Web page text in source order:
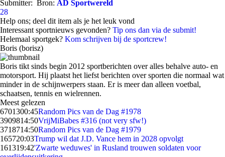
Submitter: Bron: AD Sportwereld
28
Help ons; deel dit item als je het leuk vond
Interessant sportnieuws gevonden? Tip ons dan via de submit!
Helemaal sportgek? Kom schrijven bij de sportcrew!
Boris (borisz)
Boris tikt sinds begin 2012 sportberichten over alles behalve auto- en
motorsport. Hij plaatst het liefst berichten over sporten die normaal wat
minder in de schijnwerpers staan. Er is meer dan alleen voetbal,
schaatsen, tennis en wielrennen.
Meest gelezen
6701300:45Random Pics van de Dag #1978
3909814:50VrijMiBabes #316 (not very sfw!)
3718714:50Random Pics van de Dag #1979
165720:03Trump wil dat J.D. Vance hem in 2028 opvolgt
161319:42'Zwarte weduwes' in Rusland trouwen soldaten voor